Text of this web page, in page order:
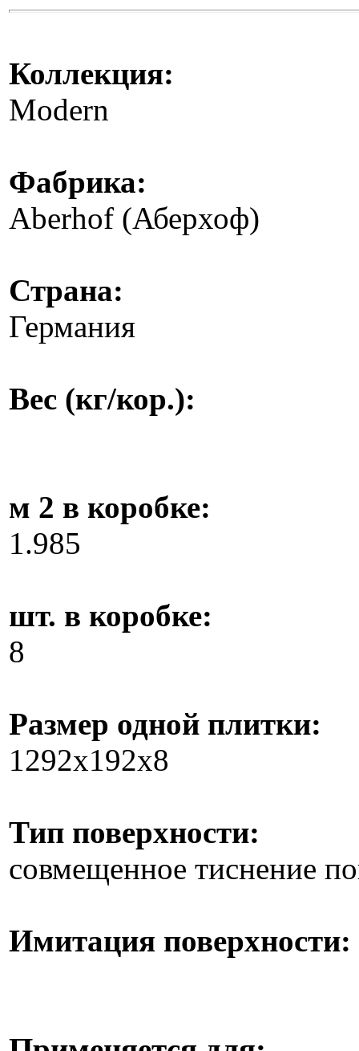
Коллекция:
Мodern
Фабрика:
Aberhof (Аберхоф)
Страна:
Германия
Вес (кг/кор.):
м 2 в коробке:
1.985
шт. в коробке:
8
Размер одной плитки:
1292x192x8
Тип поверхности:
совмещенное тиснение
Имитация поверхности: